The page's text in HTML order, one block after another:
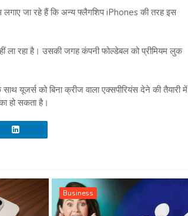
लगाए जा रहे हैं कि अन्य फ्लैगशिप iPhones की तरह इस
ला रहा है। उसकी जगह कंपनी फोल्डेबल को प्रीमियम लुक
यूजर्स को बिना क्रीज वाला एक्सपीरियंस देने की तैयारी में
हो सकता है।
Business